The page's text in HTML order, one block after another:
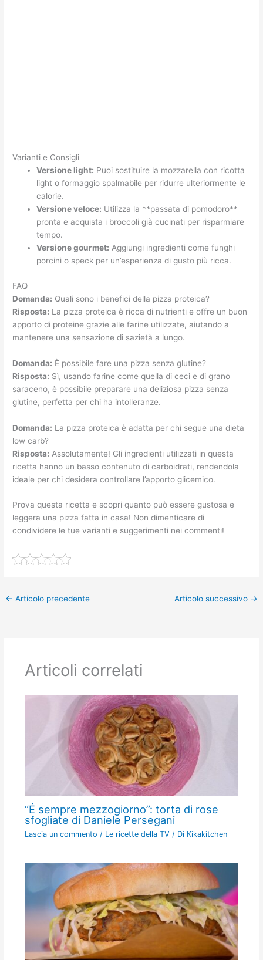
Varianti e Consigli
Versione light: Puoi sostituire la mozzarella con ricotta
light o formaggio spalmabile per ridurre ulteriormente le
calorie.
Versione veloce: Utilizza la **passata di pomodoro**
pronta e acquista i broccoli già cucinati per risparmiare
tempo.
Versione gourmet: Aggiungi ingredienti come funghi
porcini o speck per un’esperienza di gusto più ricca.
FAQ
Domanda: Quali sono i benefici della pizza proteica?
Risposta: La pizza proteica è ricca di nutrienti e offre un buon
apporto di proteine grazie alle farine utilizzate, aiutando a
mantenere una sensazione di sazietà a lungo.
Domanda: È possibile fare una pizza senza glutine?
Risposta: Sì, usando farine come quella di ceci e di grano
saraceno, è possibile preparare una deliziosa pizza senza
glutine, perfetta per chi ha intolleranze.
Domanda: La pizza proteica è adatta per chi segue una dieta
low carb?
Risposta: Assolutamente! Gli ingredienti utilizzati in questa
ricetta hanno un basso contenuto di carboidrati, rendendola
ideale per chi desidera controllare l’apporto glicemico.
Prova questa ricetta e scopri quanto può essere gustosa e
leggera una pizza fatta in casa! Non dimenticare di
condividere le tue varianti e suggerimenti nei commenti!
← Articolo precedente Articolo successivo →
Articoli correlati
“É sempre mezzogiorno”: torta di rose
sfogliate di Daniele Persegani
Lascia un commento / Le ricette della TV / Di Kikakitchen